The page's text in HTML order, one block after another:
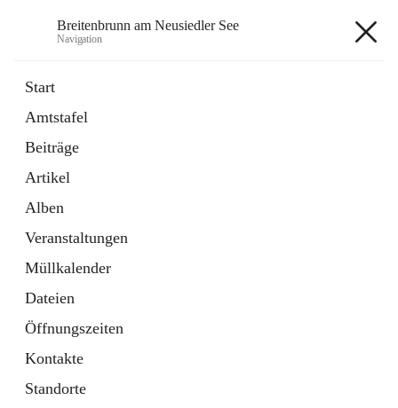
Breitenbrunn am Neusiedler See
Navigation
Start
Amtstafel
Beiträge
Artikel
Alben
Veranstaltungen
Müllkalender
Dateien
Öffnungszeiten
Kontakte
Standorte
18 Schnellzugriffe
Gemeindeservice